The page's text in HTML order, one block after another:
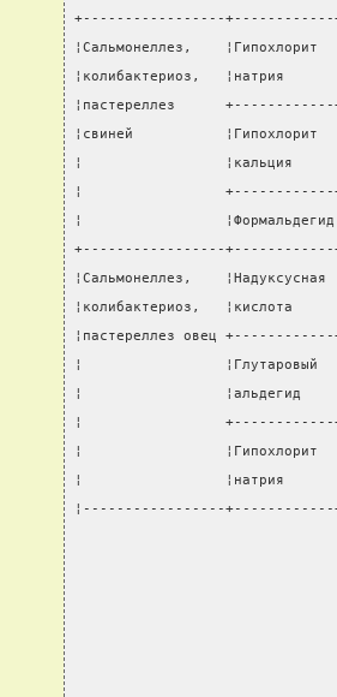
+-----------------
¦Сальмонеллез,
¦колибактериоз,
¦пастереллез
¦свиней
¦                 ¦кальция
¦                 +------------
¦
+-----------------
¦Сальмонеллез,
¦колибактериоз,
¦пастереллез овец
¦
¦
¦                 +------------
¦
¦                 ¦натрия
¦-----------------